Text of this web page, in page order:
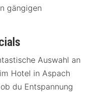
gängigen
Auswahl an
Hotel in Aspach
du Entspannung